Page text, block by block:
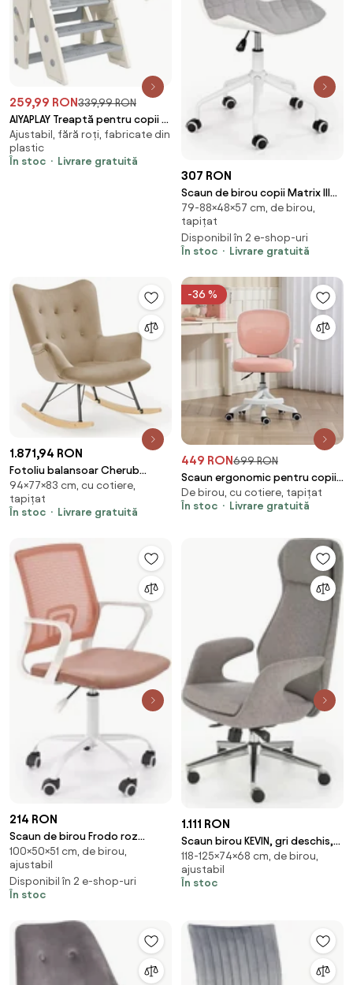
259,99 RON339,99 RON
AIYAPLAY Treaptă pentru copii 3
trepte, scări de bucătărie
pentru copii, pliabilă, înălțime
ajustabilă de la 2 la 3 trepte, gri
Ajustabil, fără roți, fabricate din
plastic
În stoc
Livrare gratuită
307 RON
Scaun de birou copii Matrix III
alb gri
79-88×48×57 cm, de birou,
tapițat
Disponibil în 2 e-shop-uri
În stoc
Livrare gratuită
1.871,94 RON
Fotoliu balansoar Cherub
Rocker - H94 cm
94×77×83 cm, cu cotiere,
tapițat
În stoc
Livrare gratuită
-36 %
449 RON699 RON
Scaun ergonomic pentru copii,
suport lombar, suport picioare
reglabil, rotativ, Roz
De birou, cu cotiere, tapițat
În stoc
Livrare gratuită
214 RON
Scaun de birou Frodo roz
deschis H100 cm
100×50×51 cm, de birou,
ajustabil
Disponibil în 2 e-shop-uri
În stoc
1.111 RON
Scaun birou KEVIN, gri deschis,
stofa clasica/metal,
74x68x118/125 cm
118-125×74×68 cm, de birou,
ajustabil
În stoc